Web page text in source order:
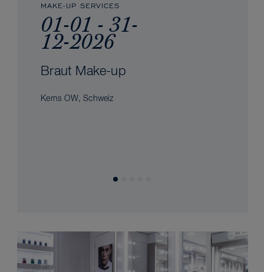
MAKE-UP SERVICES
01-01 - 31-
12-2026
Braut Make-up
Kerns OW, Schweiz